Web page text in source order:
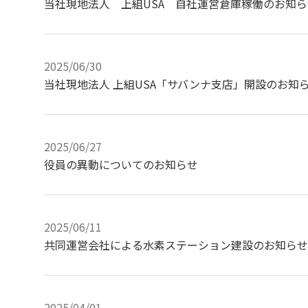
当社現地法人 上組USA 自社運営倉庫稼働のお知
2025/06/30
当社現地法人 上組USA「サバンナ支店」開設のお知
2025/06/27
役員の異動についてのお知らせ
2025/06/11
共同運営会社による水素ステーション建設のお知らせ